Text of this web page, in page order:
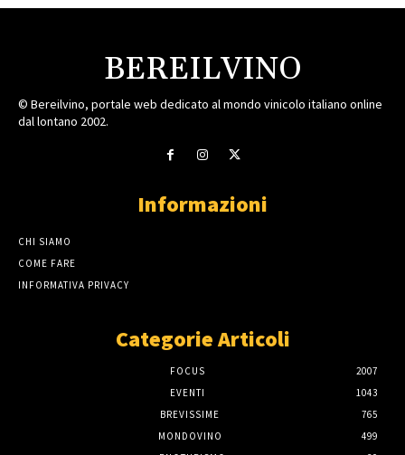
BEREILVINO
© Bereilvino, portale web dedicato al mondo vinicolo italiano online
dal lontano 2002.
Informazioni
CHI SIAMO
COME FARE
INFORMATIVA PRIVACY
Categorie Articoli
FOCUS
2007
EVENTI
1043
BREVISSIME
765
MONDOVINO
499